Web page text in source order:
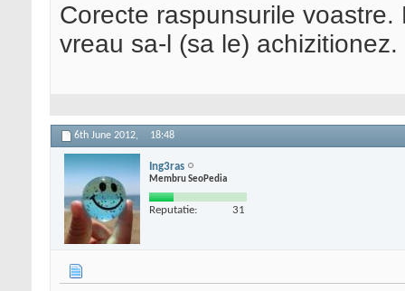
Corecte raspunsurile
vreau sa-l (sa le) achizitionez.
6th June 2012, 18:48
Ing3ras
Membru SeoPedia
Reputatie: 31